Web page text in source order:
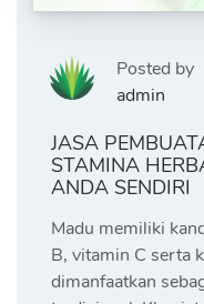
Posted by
admin
JASA
STAMINA
ANDA SENDIRI
Madu memiliki
B, vitamin C serta
dimanfaatkan